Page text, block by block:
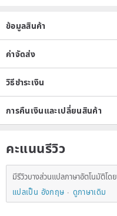
ข้อมูลสินค้า
ค่าจัดส่ง
วิธีชำระเงิน
การคืนเงินและเปลี่ยนสินค้า
คะแนนรีวิว
มีรีวิวบางส่วนแปลภาษาอัตโนมัติโด
แปลเป็น อังกฤษ
ดูภาษาเดิม